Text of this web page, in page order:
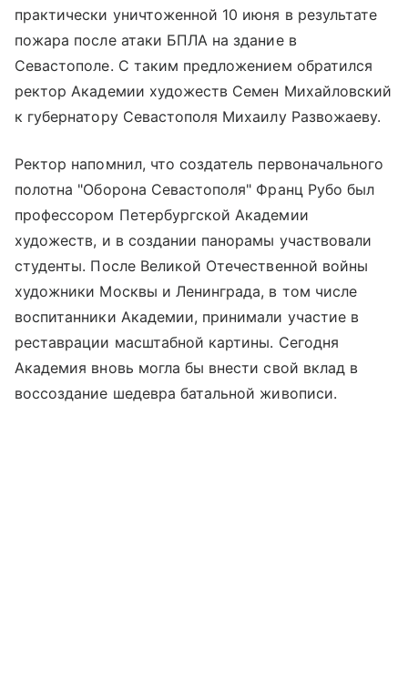
практически уничтоженной 10 июня в результате
пожара после атаки БПЛА на здание в
Севастополе. С таким предложением обратился
ректор Академии художеств Семен Михайловский
к губернатору Севастополя Михаилу Развожаеву.
Ректор напомнил, что создатель первоначального
полотна "Оборона Севастополя" Франц Рубо был
профессором Петербургской Академии
художеств, и в создании панорамы участвовали
студенты. После Великой Отечественной войны
художники Москвы и Ленинграда, в том числе
воспитанники Академии, принимали участие в
реставрации масштабной картины. Сегодня
Академия вновь могла бы внести свой вклад в
воссоздание шедевра батальной живописи.